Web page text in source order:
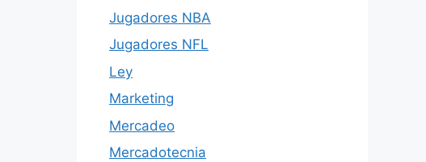
Jugadores NBA
Jugadores NFL
Ley
Marketing
Mercadeo
Mercadotecnia